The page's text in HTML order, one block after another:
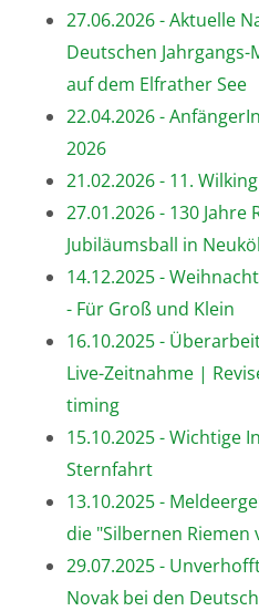
27.06.2026 - Aktuelle
Deutschen
auf dem Elfrather See
22.04.2026 -
2026
21.02.2026 - 11.
27.01.2026 - 130 Jahre
Jubiläumsball in
14.12.2025 -
- Für Groß und Klein
16.10.2025 -
Live-Zeitnahme |
timing
15.10.2025 - Wichtige
Sternfahrt
13.10.2025 -
die "Silbernen Riemen
29.07.2025 -
Novak bei den